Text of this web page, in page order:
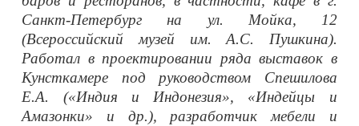
Санкт-Петербург на ул. Мойка, 12
(Всероссийский музей им. А.С. Пушкина).
Работал в проектировании ряда выставок в
Кунсткамере под руководством Спешилова
Е.А. («Индия и Индонезия», «Индейцы и
Амазонки» и др.), разработчик мебели и